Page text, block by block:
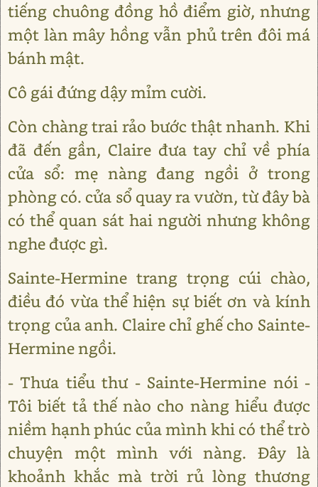
tiếng chuông đồng hồ điểm giờ, nhưng
một làn mây hồng vẫn phủ trên đôi má
bánh mật.
Cô gái đứng dậy mỉm cười.
Còn chàng trai rảo bước thật nhanh. Khi
đã đến gần, Claire đưa tay chỉ về phía
cửa sổ: mẹ nàng đang ngồi ở trong
phòng có. cửa sổ quay ra vườn, từ đây bà
có thể quan sát hai người nhưng không
nghe được gì.
Sainte-Hermine trang trọng cúi chào,
điều đó vừa thể hiện sự biết ơn và kính
trọng của anh. Claire chỉ ghế cho Sainte-
Hermine ngồi.
- Thưa tiểu thư - Sainte-Hermine nói -
Tôi biết tả thế nào cho nàng hiểu được
niềm hạnh phúc của mình khi có thể trò
chuyện một mình với nàng. Đây là
khoảnh khắc mà trời rủ lòng thương